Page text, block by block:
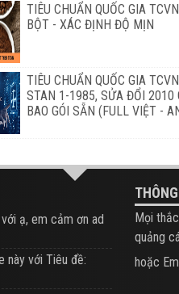
TIÊU CHUẨN QUỐC GIA
BỘT - XÁC ĐỊNH ĐỘ MỊN
TIÊU CHUẨN QUỐC GIA
STAN 1-1985, SỬA ĐỔI 2010
BAO GÓI SẴN (FULL VIỆT -
ạ, em cảm ơn ad
này với Tiêu đề:
Mọi
quảng
hoặc